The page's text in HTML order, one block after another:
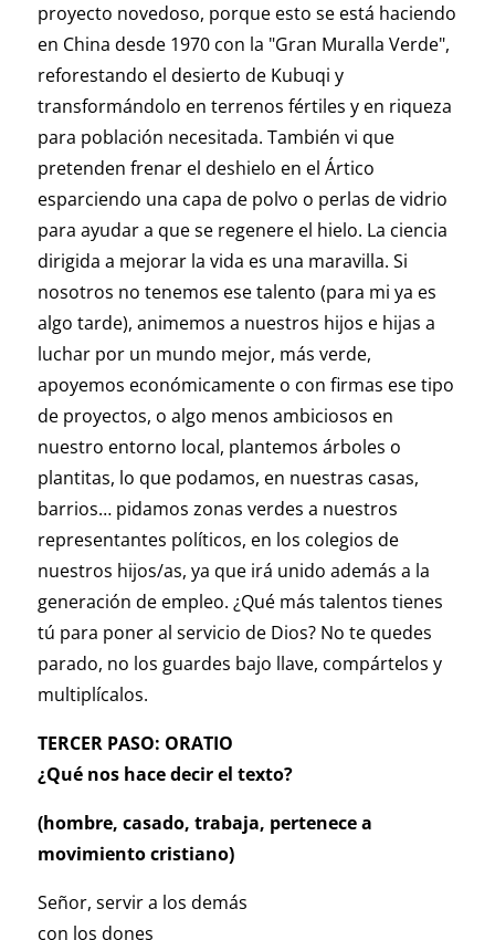
proyecto novedoso, porque esto se está haciendo
en China desde 1970 con la "Gran Muralla Verde",
reforestando el desierto de Kubuqi y
transformándolo en terrenos fértiles y en riqueza
para población necesitada. También vi que
pretenden frenar el deshielo en el Ártico
esparciendo una capa de polvo o perlas de vidrio
para ayudar a que se regenere el hielo. La ciencia
dirigida a mejorar la vida es una maravilla. Si
nosotros no tenemos ese talento (para mi ya es
algo tarde), animemos a nuestros hijos e hijas a
luchar por un mundo mejor, más verde,
apoyemos económicamente o con firmas ese tipo
de proyectos, o algo menos ambiciosos en
nuestro entorno local, plantemos árboles o
plantitas, lo que podamos, en nuestras casas,
barrios… pidamos zonas verdes a nuestros
representantes políticos, en los colegios de
nuestros hijos/as, ya que irá unido además a la
generación de empleo. ¿Qué más talentos tienes
tú para poner al servicio de Dios? No te quedes
parado, no los guardes bajo llave, compártelos y
multiplícalos.
TERCER PASO: ORATIO
¿Qué nos hace decir el texto?
(hombre, casado, trabaja, pertenece a
movimiento cristiano)
Señor, servir a los demás
con los dones